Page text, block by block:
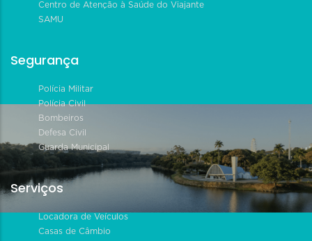
Centro de Atenção à Saúde do Viajante
SAMU
Segurança
Polícia Militar
Polícia Civil
Bombeiros
Defesa Civil
Guarda Municipal
Serviços
Locadora de Veículos
Casas de Câmbio